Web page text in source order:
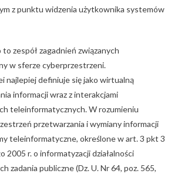
z punktu widzenia użytkownika systemów
zespół zagadnień związanych
w sferze cyberprzestrzeni.
najlepiej definiuje się jako wirtualną
informacji wraz z interakcjami
teleinformatycznych. W rozumieniu
przetwarzania i wymiany informacji
teleinformatyczne, określone w art. 3 pkt 3
2005 r. o informatyzacji działalności
zadania publiczne (Dz. U. Nr 64, poz. 565,